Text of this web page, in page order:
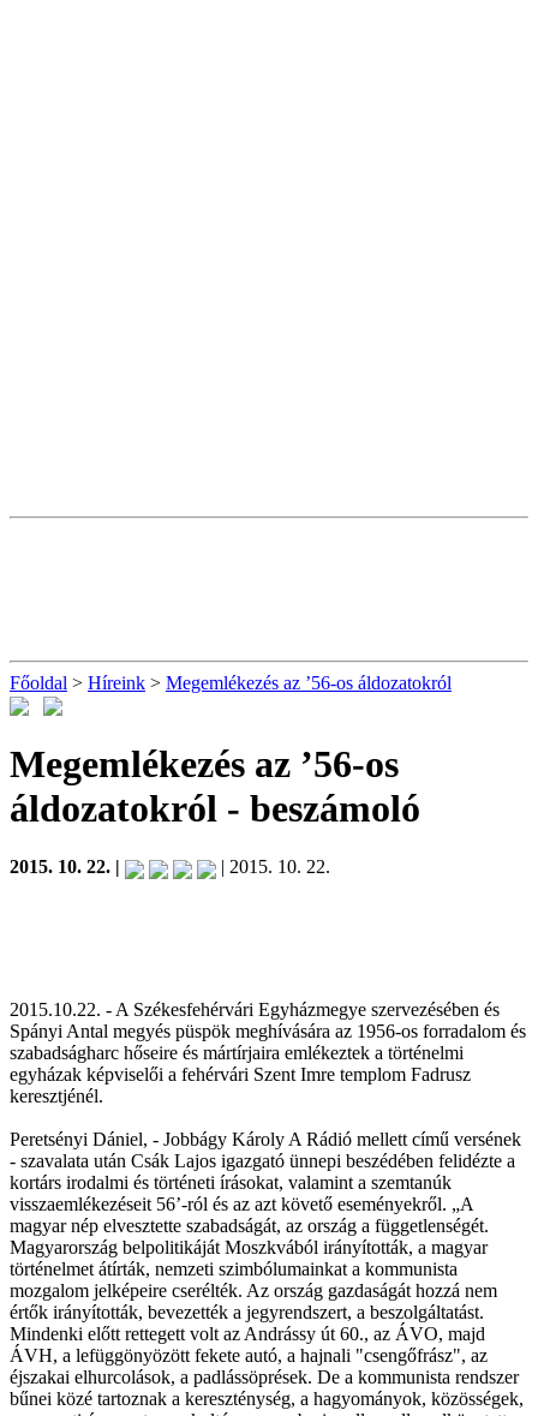
Főoldal > Híreink > Megemlékezés az ’56-os áldozatokról
Megemlékezés az ’56-os
áldozatokról - beszámoló
2015. 10. 22. | | 2015. 10. 22.
2015.10.22. - A Székesfehérvári Egyházmegye szervezésében és
Spányi Antal megyés püspök meghívására az 1956-os forradalom és
szabadságharc hőseire és mártírjaira emlékeztek a történelmi
egyházak képviselői a fehérvári Szent Imre templom Fadrusz
keresztjénél.
Peretsényi Dániel, - Jobbágy Károly A Rádió mellett című versének
- szavalata után Csák Lajos igazgató ünnepi beszédében felidézte a
kortárs irodalmi és történeti írásokat, valamint a szemtanúk
visszaemlékezéseit 56’-ról és az azt követő eseményekről. „A
magyar nép elvesztette szabadságát, az ország a függetlenségét.
Magyarország belpolitikáját Moszkvából irányították, a magyar
történelmet átírták, nemzeti szimbólumainkat a kommunista
mozgalom jelképeire cserélték. Az ország gazdaságát hozzá nem
értők irányították, bevezették a jegyrendszert, a beszolgáltatást.
Mindenki előtt rettegett volt az Andrássy út 60., az ÁVO, majd
ÁVH, a lefüggönyözött fekete autó, a hajnali "csengőfrász", az
éjszakai elhurcolások, a padlássöprések. De a kommunista rendszer
bűnei közé tartoznak a kereszténység, a hagyományok, közösségek,